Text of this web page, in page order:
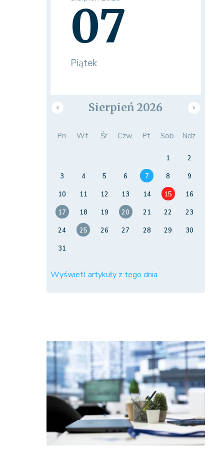
07
Piątek
Sierpień 2026
Pn. Wt. Śr. Czw. Pt. Sob. Ndz.
1
2
3
4 5 6 7 8
9
10
11 12 13 14 15
16
17
18 19 20 21 22
23
24
25 26 27 28 29
30
31
Wyświetl artykuły z tego dnia